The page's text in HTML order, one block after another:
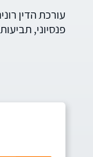
עורכת הדין
פנסיוני,